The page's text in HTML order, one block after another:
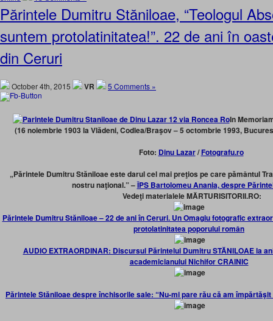
Părintele Dumitru Stăniloae, “Teologul
suntem protolatinitatea!”. 22 de ani în
din Ceruri
October 4th, 2015 VR 5 Comments »
In
(16 noiembrie 1903 la Vlădeni, Codlea/Braşov – 5 octombrie 1993,
Foto: Dinu Lazar/Fotografu.ro
„Părintele Dumitru Stăniloae este darul cel mai preţios pe care pământul
nostru naţional.” –ÎPS Bartolomeu Anania, despre
Vedeţi materialele MĂRTURISITORII.RO:
Părintele Dumitru Stăniloae – 22 de ani în Ceruri. Un Omagiu fotografic
protolatinitatea poporului român
AUDIO EXTRAORDINAR: Discursul Părintelui Dumitru STĂNILOAE la
academicianului Nichifor CRAINIC
Părintele Stăniloae despre închisorile sale: “Nu-mi pare rău că am